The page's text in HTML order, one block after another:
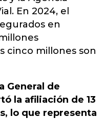
En 2024, el
en
cinco millones son
General de
la afiliación de 13
lo que representa